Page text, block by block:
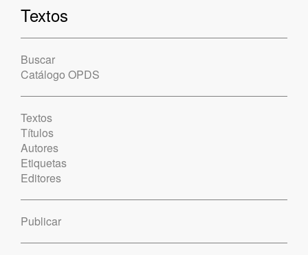
Textos
Buscar
Catálogo OPDS
Textos
Títulos
Autores
Etiquetas
Editores
Publicar